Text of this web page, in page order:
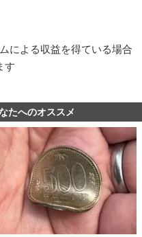
による収益を得ている場合
す
たへのオススメ